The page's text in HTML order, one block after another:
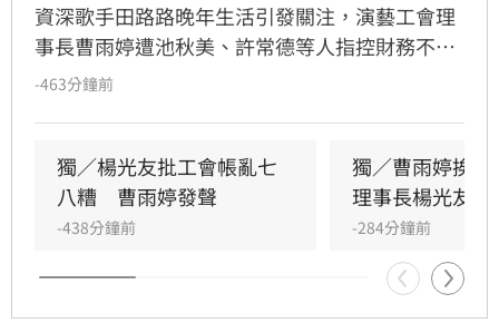
資深歌手田路路晚年生活引發關注，演藝工會理
事長曹雨婷遭池秋美、許常德等人指控財務不透
明及未照顧資深藝人，引發演藝圈軒然大波。針
會無關，更直言演藝圈工會林立現象混亂，強調
自己成立的台灣演藝人員協會運作順利，不願捲
入紛爭。這場關於藝人工會權益與財務管理的爭
議，隨著各界大咖發聲，讓演藝圈內部矛盾浮上
檯面，也凸顯了資深藝人照護制度的結構性問
題，引發社會廣泛關注與討論。
-463分鐘前
獨／楊光友批工會帳亂七
八糟　曹雨婷發聲
-438分鐘前
獨／曹雨婷挨
理事長楊光友開
-284分鐘前